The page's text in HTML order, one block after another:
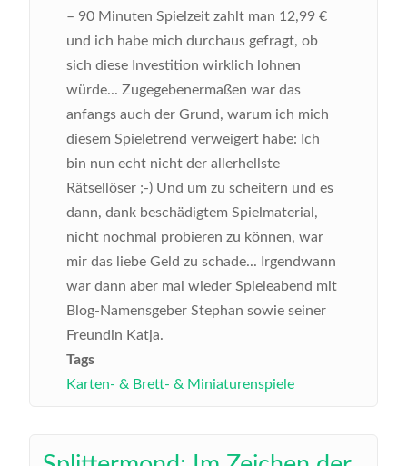
– 90 Minuten Spielzeit zahlt man 12,99 €
und ich habe mich durchaus gefragt, ob
sich diese Investition wirklich lohnen
würde... Zugegebenermaßen war das
anfangs auch der Grund, warum ich mich
diesem Spieletrend verweigert habe: Ich
bin nun echt nicht der allerhellste
Rätsellöser ;-) Und um zu scheitern und es
dann, dank beschädigtem Spielmaterial,
nicht nochmal probieren zu können, war
mir das liebe Geld zu schade... Irgendwann
war dann aber mal wieder Spieleabend mit
Blog-Namensgeber Stephan sowie seiner
Freundin Katja.
Tags
Karten- & Brett- & Miniaturenspiele